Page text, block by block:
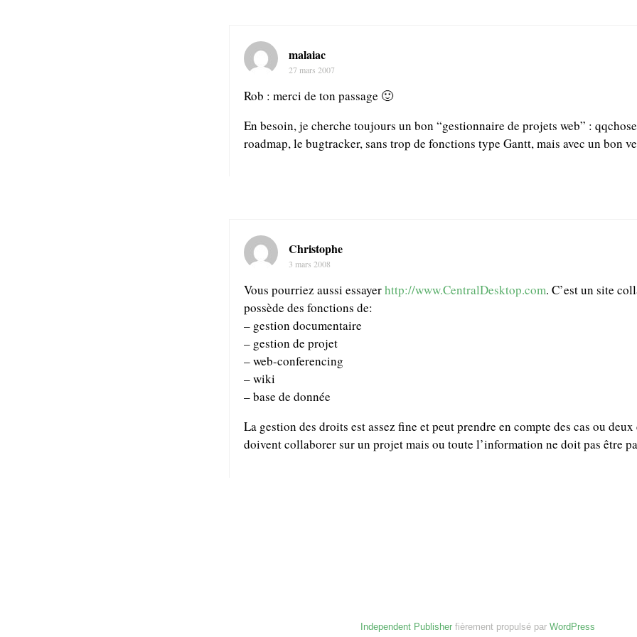
malaiac
27 mars 2007
Rob : merci de ton passage 🙂
En besoin, je cherche toujours un bon “gestionnaire de projets web” :
roadmap, le bugtracker, sans trop de fonctions type Gantt, mais avec un bon
Christophe
3 mars 2008
Vous pourriez aussi essayerhttp://www.CentralDesktop.com. C’est un site
possède des fonctions de:
– gestion documentaire
– gestion de projet
– web-conferencing
– wiki
– base de donnée
La gestion des droits est assez fine et peut prendre en compte des cas ou
doivent collaborer sur un projet mais ou toute l’information ne doit pas être
Independent Publisher fièrement propulsé par WordPress